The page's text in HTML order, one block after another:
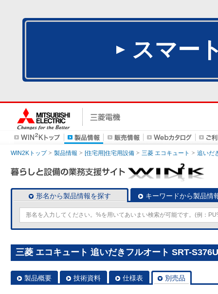
スマー
WIN2Kトップ 製品情報 [住宅用]住宅用設備 三菱 エコキュート 追いだ
形名から製品情報を探す キーワードから製品情
三菱 エコキュート 追いだきフルオート SRT-S376U
製品概要 技術資料 仕様表 別売品